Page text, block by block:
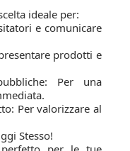
ideale per:
e comunicare
prodotti e
Per una
Per valorizzare al
Stesso!